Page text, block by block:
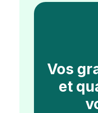
Vos
et